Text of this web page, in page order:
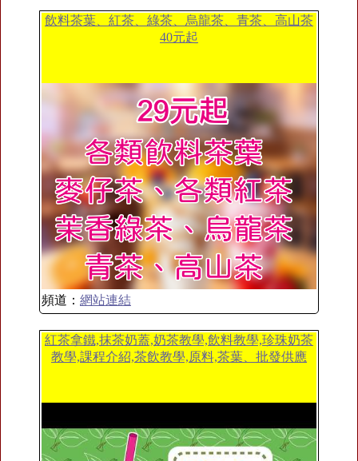
飲料茶葉、紅茶、綠茶、烏龍茶、青茶、高山茶
40元起
頻道： 網站連結
紅茶拿鐵,抹茶奶蓋,奶茶教學,飲料教學,珍珠奶茶
教學,課程介紹,茶飲教學,原料,茶葉、批發供應